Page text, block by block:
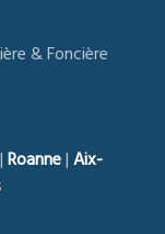
& Foncière
|Roanne|Aix-